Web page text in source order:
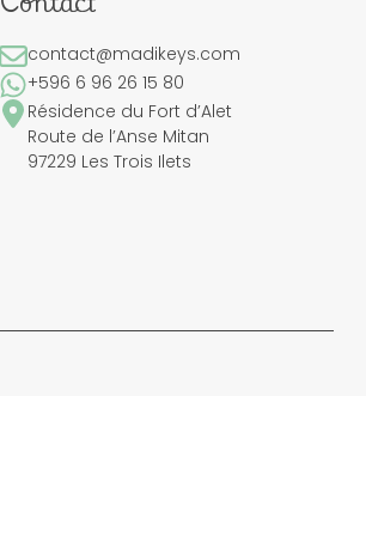
contact@madikeys.com
+596 6 96 26 15 80
Résidence du Fort d’Alet
Route de l’Anse Mitan
97229 Les Trois Ilets